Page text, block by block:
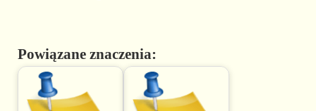
Powiązane znaczenia: